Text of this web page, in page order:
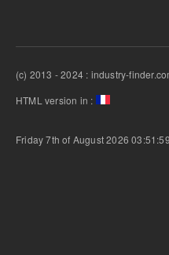
(c) 2013 - 2024 : industry-
HTML version in :
Friday 7th of August 2026